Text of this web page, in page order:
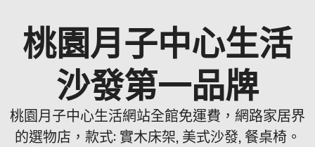
桃園月子中心生活
沙發第一品牌
桃園月子中心生活網站全館免運費，網路家居界
的選物店，款式: 實木床架, 美式沙發, 餐桌椅。